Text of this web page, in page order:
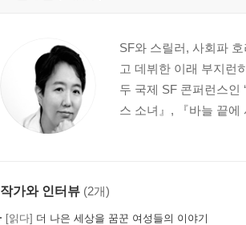
SF와 스릴러, 사회파
고 데뷔한 이래 부지런
두 국제 SF 콘퍼런스인
스 소녀』, 『바늘 끝에
작가와 인터뷰 (2개)
[읽다] 더 나은 세상을 꿈꾼 여성들의 이야기